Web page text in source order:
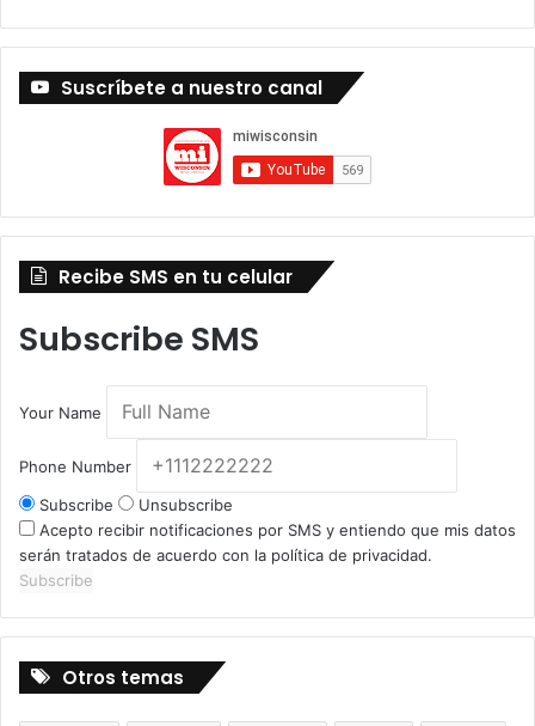
Suscríbete a nuestro canal
Recibe SMS en tu celular
Subscribe SMS
Your Name
Phone Number
Subscribe
Unsubscribe
Acepto recibir notificaciones por SMS y entiendo que mis datos
serán tratados de acuerdo con la política de privacidad.
Subscribe
Otros temas